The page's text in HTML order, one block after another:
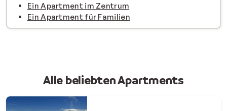
Ein Apartment im Zentrum
Ein Apartment für Familien
Alle beliebten Apartments